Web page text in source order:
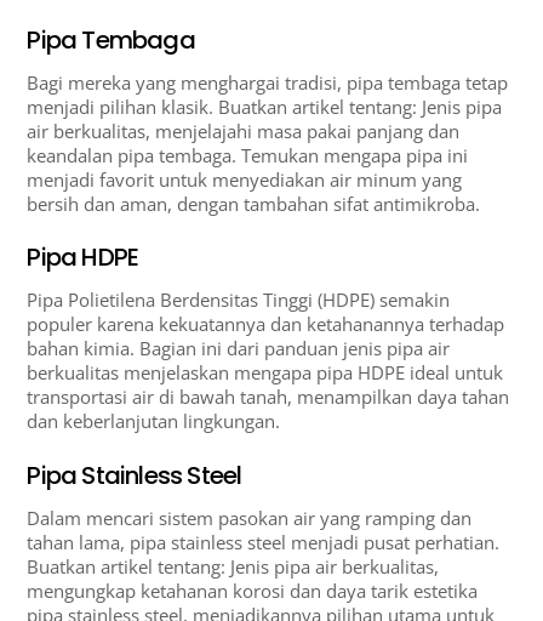
Pipa Tembaga
Bagi mereka yang menghargai tradisi, pipa tembaga tetap
menjadi pilihan klasik. Buatkan artikel tentang: Jenis pipa
air berkualitas, menjelajahi masa pakai panjang dan
keandalan pipa tembaga. Temukan mengapa pipa ini
menjadi favorit untuk menyediakan air minum yang
bersih dan aman, dengan tambahan sifat antimikroba.
Pipa HDPE
Pipa Polietilena Berdensitas Tinggi (HDPE) semakin
populer karena kekuatannya dan ketahanannya terhadap
bahan kimia. Bagian ini dari panduan jenis pipa air
berkualitas menjelaskan mengapa pipa HDPE ideal untuk
transportasi air di bawah tanah, menampilkan daya tahan
dan keberlanjutan lingkungan.
Pipa Stainless Steel
Dalam mencari sistem pasokan air yang ramping dan
tahan lama, pipa stainless steel menjadi pusat perhatian.
Buatkan artikel tentang: Jenis pipa air berkualitas,
mengungkap ketahanan korosi dan daya tarik estetika
pipa stainless steel, menjadikannya pilihan utama untuk